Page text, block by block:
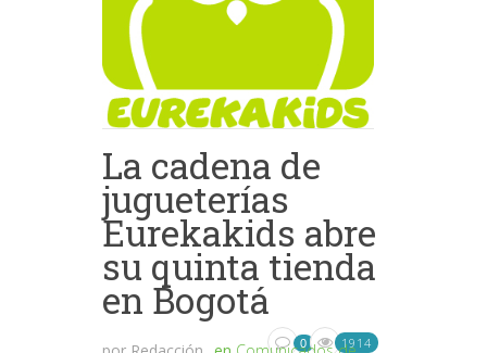
La cadena de
jugueterías
Eurekakids abre
su quinta tienda
en Bogotá
0 1914